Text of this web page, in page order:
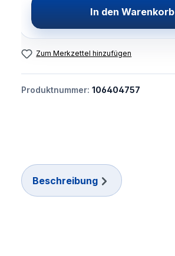
In den Warenkorb
Zum Merkzettel hinzufügen
Produktnummer: 106404757
Beschreibung